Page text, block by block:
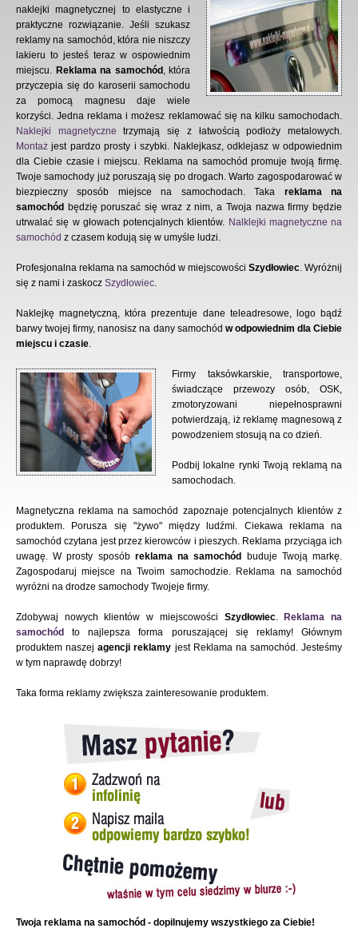
naklejki magnetycznej to elastyczne i
praktyczne rozwiązanie. Jeśli szukasz
reklamy na samochód, która nie niszczy
lakieru to jesteś teraz w ospowiednim
miejscu. Reklama na samochód , która
przyczepia się do karoserii samochodu
za pomocą magnesu daje wiele
korzyści. Jedna reklama i możesz reklamować się na kilku samochodach.
Naklejki magnetyczne trzymają się z łatwością podłoży metalowych.
Montaż jest pardzo prosty i szybki. Naklejkasz, odklejasz w odpowiednim
dla Ciebie czasie i miejscu. Reklama na samochód promuje twoją firmę.
Twoje samochody już poruszają się po drogach. Warto zagospodarować w
biezpieczny sposób miejsce na samochodach. Taka reklama na
samochód będzię poruszać się wraz z nim, a Twoja nazwa firmy będzie
utrwalać się w głowach potencjalnych klientów. Nalklejki magnetyczne na
samochód z czasem kodują się w umyśle ludzi.
Profesjonalna reklama na samochód w miejscowości Szydłowiec. Wyróżnij
się z nami i zaskocz Szydłowiec.
Naklejkę magnetyczną, która prezentuje dane teleadresowe, logo bądź
barwy twojej firmy, nanosisz na dany samochód w odpowiednim dla Ciebie
miejscu i czasie.
Firmy taksówkarskie, transportowe,
świadczące przewozy osób, OSK,
zmotoryzowani niepełnosprawni
potwierdzają, iż reklamę magnesową z
powodzeniem stosują na co dzień.
Podbij lokalne rynki Twoją reklamą na
samochodach.
Magnetyczna reklama na samochód zapoznaje potencjalnych klientów z
produktem. Porusza się "żywo" między ludźmi. Ciekawa reklama na
samochód czytana jest przez kierowców i pieszych. Reklama przyciąga ich
uwagę. W prosty sposób reklama na samochód
buduje Twoją markę.
Zagospodaruj miejsce na Twoim samochodzie. Reklama na samochód
wyróżni na drodze samochody Twojeje firmy.
Zdobywaj nowych klientów w miejscowości Szydłowiec.
Reklama na
samochód
to najlepsza forma poruszającej się reklamy! Głównym
produktem naszejagencji reklamy jest Reklama na samochód. Jesteśmy
w tym naprawdę dobrzy!
Taka forma reklamy zwiększa zainteresowanie produktem.
Twoja reklama na samochód - dopilnujemy wszystkiego za Ciebie!